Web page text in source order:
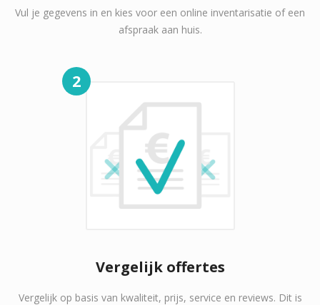
Vul je gegevens in en kies voor een online inventarisatie of een
afspraak aan huis.
2
Vergelijk offertes
Vergelijk op basis van kwaliteit, prijs, service en reviews. Dit is